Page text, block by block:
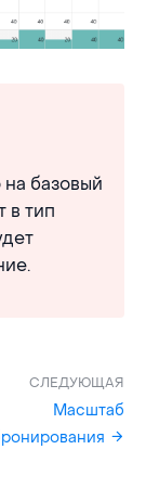
базовый
в тип
СЛЕДУЮЩАЯ
Масштаб